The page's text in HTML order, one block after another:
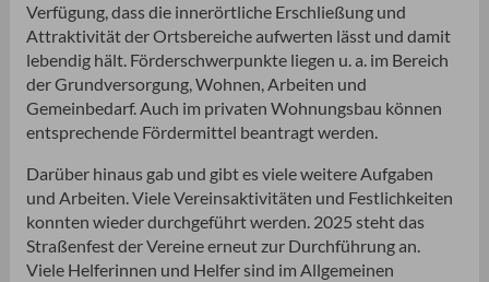
Verfügung, dass die innerörtliche Erschließung und
Attraktivität der Ortsbereiche aufwerten lässt und damit
lebendig hält. Förderschwerpunkte liegen u. a. im Bereich
der Grundversorgung, Wohnen, Arbeiten und
Gemeinbedarf. Auch im privaten Wohnungsbau können
entsprechende Fördermittel beantragt werden.
Darüber hinaus gab und gibt es viele weitere Aufgaben
und Arbeiten. Viele Vereinsaktivitäten und Festlichkeiten
konnten wieder durchgeführt werden. 2025 steht das
Straßenfest der Vereine erneut zur Durchführung an.
Viele Helferinnen und Helfer sind im Allgemeinen